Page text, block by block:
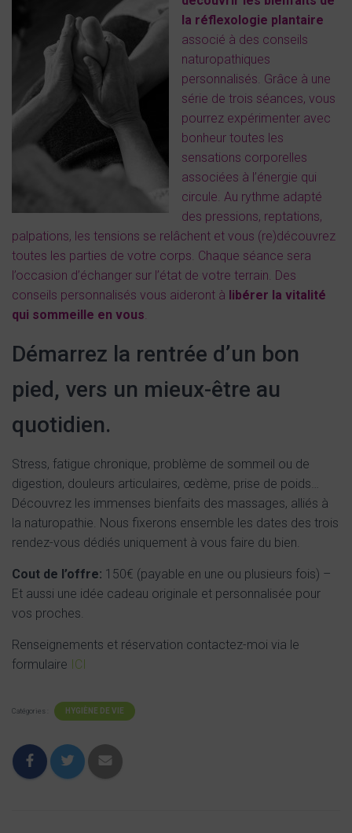
la réflexologie plantaire
associé à des conseils
naturopathiques
personnalisés. Grâce à une
série de trois séances, vous
pourrez expérimenter avec
bonheur toutes les
sensations corporelles
associées à l’énergie qui
circule. Au rythme adapté
des pressions, reptations,
palpations, les tensions se relâchent et vous (re)découvrez
toutes les parties de votre corps. Chaque séance sera
l’occasion d’échanger sur l’état de votre terrain. Des
conseils personnalisés vous aideront à libérer la vitalité
qui sommeille en vous.
Démarrez la rentrée d’un bon
pied, vers un mieux-être au
quotidien.
Stress, fatigue chronique, problème de sommeil ou de
digestion, douleurs articulaires, œdème, prise de poids…
Découvrez les immenses bienfaits des massages, alliés à
la naturopathie. Nous fixerons ensemble les dates des trois
rendez-vous dédiés uniquement à vous faire du bien.
Cout de l’offre: 150€ (payable en une ou plusieurs fois) –
Et aussi une idée cadeau originale et personnalisée pour
vos proches.
Renseignements et réservation contactez-moi via le
formulaire ICI
Catégories : HYGIÈNE DE VIE